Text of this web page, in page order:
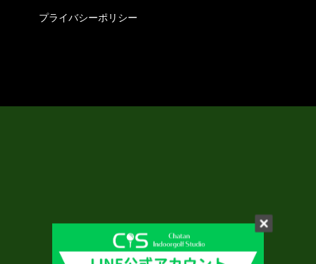
プライバシーポリシー